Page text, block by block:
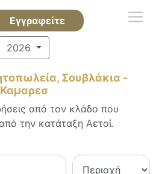
Εγγραφείτε
2026
Σουβλάκια -
Καμαρεσ
από τον κλάδο που
την κατάταξη Αετοί.